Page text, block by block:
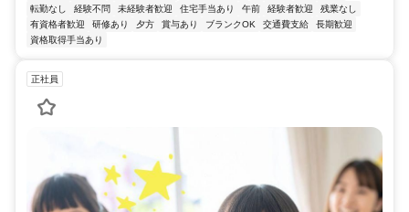
転勤なし
経験不問 未経験者歓迎 住宅手当あり 午前 経験者歓迎
残業なし
有資格者歓迎
研修あり 夕方 賞与あり ブランクOK 交通費支給
長期歓迎
資格取得手当あり
正社員